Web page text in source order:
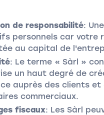
de responsabilité:
personnels car votre
au capital de
: Le terme « Sàrl »
un haut degré de
auprès des clients et
commerciaux.
fiscaux: Les Sàrl